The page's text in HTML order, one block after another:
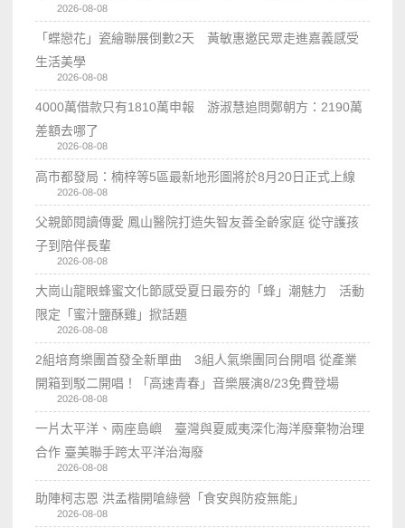
2026-08-08
「蝶戀花」瓷繪聯展倒數2天 黃敏惠邀民眾走進嘉義感受
生活美學
2026-08-08
4000萬借款只有1810萬申報 游淑慧追問鄭朝方：2190萬
差額去哪了
2026-08-08
高市都發局：楠梓等5區最新地形圖將於8月20日正式上線
2026-08-08
父親節閱讀傳愛 鳳山醫院打造失智友善全齡家庭 從守護孩
子到陪伴長輩
2026-08-08
大崗山龍眼蜂蜜文化節感受夏日最夯的「蜂」潮魅力 活動
限定「蜜汁鹽酥雞」掀話題
2026-08-08
2組培育樂團首發全新單曲 3組人氣樂團同台開唱 從產業
開箱到駁二開唱！「高速青春」音樂展演8/23免費登場
2026-08-08
一片太平洋、兩座島嶼 臺灣與夏威夷深化海洋廢棄物治理
合作 臺美聯手跨太平洋治海廢
2026-08-08
助陣柯志恩 洪孟楷開嗆綠營「食安與防疫無能」
2026-08-08